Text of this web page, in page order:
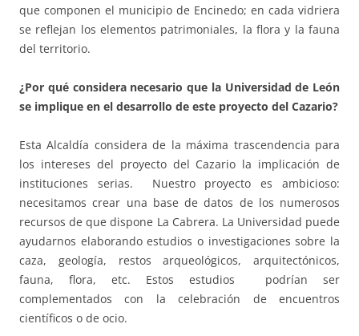
que componen el municipio de Encinedo; en cada vidriera
se reflejan los elementos patrimoniales, la flora y la fauna
del territorio.
¿Por qué considera necesario que la Universidad de León
se implique en el desarrollo de este proyecto del Cazario?
Esta Alcaldía considera de la máxima trascendencia para
los intereses del proyecto del Cazario la implicación de
instituciones serias. Nuestro proyecto es ambicioso:
necesitamos crear una base de datos de los numerosos
recursos de que dispone La Cabrera. La Universidad puede
ayudarnos elaborando estudios o investigaciones sobre la
caza, geología, restos arqueológicos, arquitectónicos,
fauna, flora, etc. Estos estudios podrían ser
complementados con la celebración de encuentros
científicos o de ocio.